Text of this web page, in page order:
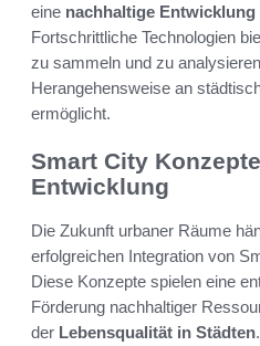
eine nachhaltige Entwicklung
Fortschrittliche Technologien
zu sammeln und zu
Herangehensweise an
ermöglicht.
Smart City
Entwicklung
Die Zukunft urbaner Räume
erfolgreichen Integration von
Diese Konzepte spielen eine
Förderung nachhaltiger
der Lebensqualität in Städten.